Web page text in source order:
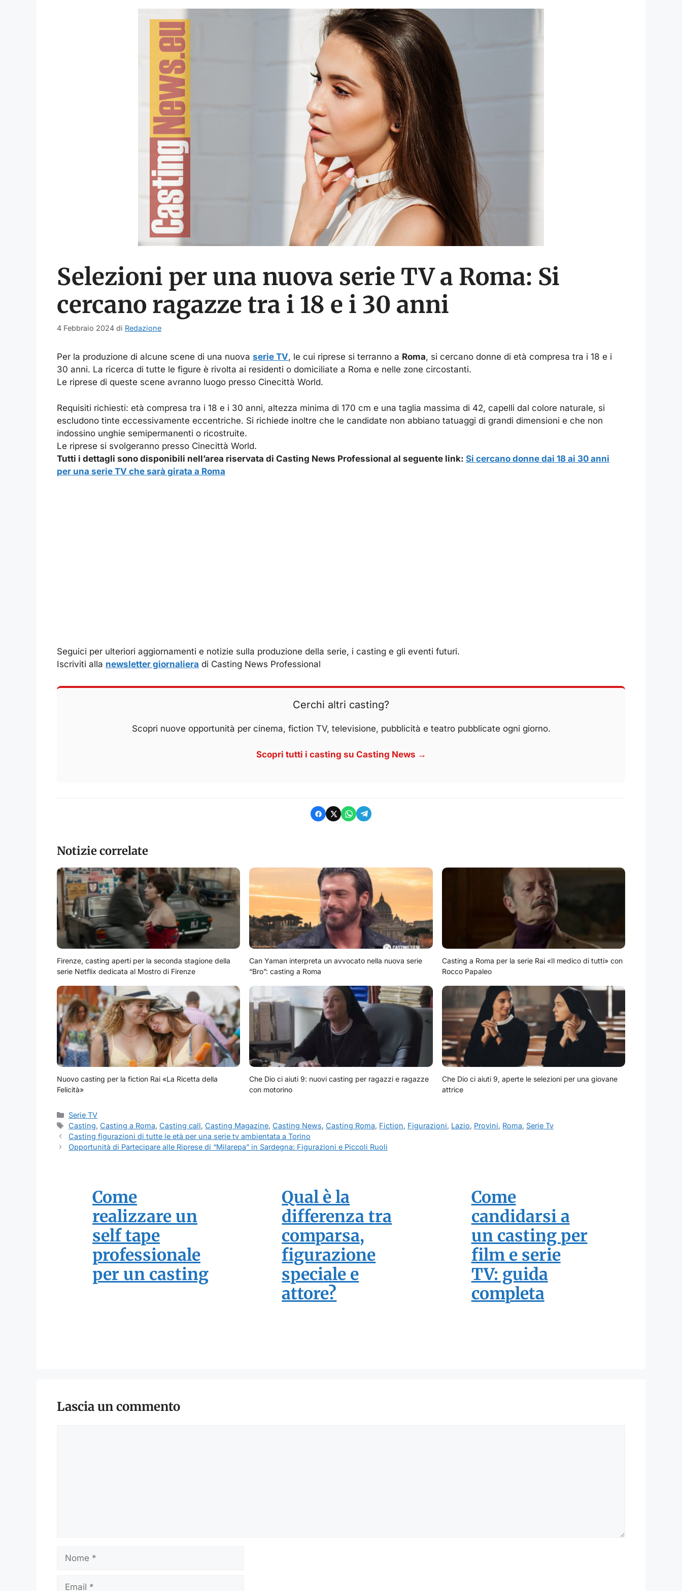
Selezioni per una nuova serie TV a Roma: Si
cercano ragazze tra i 18 e i 30 anni
4 Febbraio 2024 di Redazione
Per la produzione di alcune scene di una nuova serie TV, le cui riprese si terranno a Roma, si cercano donne di età compresa tra i 18 e i
30 anni. La ricerca di tutte le figure è rivolta ai residenti o domiciliate a Roma e nelle zone circostanti.
Le riprese di queste scene avranno luogo presso Cinecittà World.
Requisiti richiesti: età compresa tra i 18 e i 30 anni, altezza minima di 170 cm e una taglia massima di 42, capelli dal colore naturale, si
escludono tinte eccessivamente eccentriche. Si richiede inoltre che le candidate non abbiano tatuaggi di grandi dimensioni e che non
indossino unghie semipermanenti o ricostruite.
Le riprese si svolgeranno presso Cinecittà World.
Tutti i dettagli sono disponibili nell’area riservata di Casting News Professional al seguente link: Si cercano donne dai 18 ai 30 anni
per una serie TV che sarà girata a Roma
Seguici per ulteriori aggiornamenti e notizie sulla produzione della serie, i casting e gli eventi futuri.
Iscriviti alla newsletter giornaliera di Casting News Professional
Cerchi altri casting?
Scopri nuove opportunità per cinema, fiction TV, televisione, pubblicità e teatro pubblicate ogni giorno.
Scopri tutti i casting su Casting News →
Notizie correlate
Firenze, casting aperti per la seconda stagione della
serie Netflix dedicata al Mostro di Firenze
Can Yaman interpreta un avvocato nella nuova serie
“Bro”: casting a Roma
Casting a Roma per la serie Rai «Il medico di tutti» con
Rocco Papaleo
Nuovo casting per la fiction Rai «La Ricetta della
Felicità»
Che Dio ci aiuti 9: nuovi casting per ragazzi e ragazze
con motorino
Che Dio ci aiuti 9, aperte le selezioni per una giovane
attrice
Categorie
Serie TV
Tag
Casting,Casting a Roma,Casting call,Casting Magazine,Casting News,Casting Roma, Fiction, Figurazioni, Lazio, Provini, Roma, Serie Tv
Casting figurazioni di tutte le età per una serie tv ambientata a Torino
Opportunità di Partecipare alle Riprese di “Milarepa” in Sardegna: Figurazioni e Piccoli Ruoli
Come
realizzare un
self tape
professionale
per un casting
Qual è la
differenza tra
comparsa,
figurazione
speciale e
attore?
Come
candidarsi a
un casting per
film e serie
TV: guida
completa
Lascia un commento
Nome
Email